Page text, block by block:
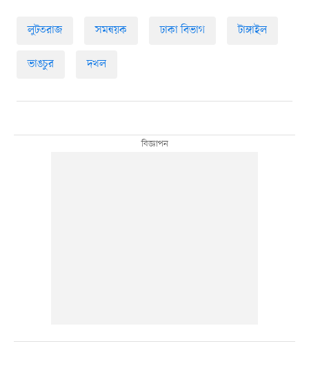
লুটতরাজ সমন্বয়ক ঢাকা বিভাগ টাঙ্গাইল
ভাঙচুর দখল